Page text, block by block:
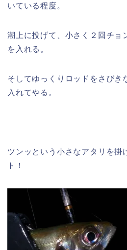
いている程度。
潮上に投げて、小さく２回チョ
を入れる。
そしてゆっくりロッドをさびき
入れてやる。
ツンッという小さなアタリを掛
ト！